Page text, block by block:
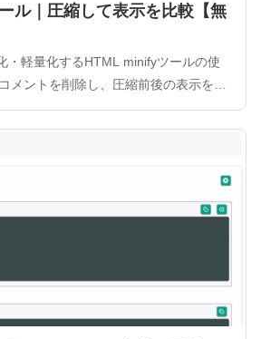
ル｜圧縮して表示を比較【無
・軽量化するHTML minifyツールの使
メントを削除し、圧縮前後の表示をプ
め、レイアウト崩れを防ぎながら安全
ウザ完結型でデータ送信がないため、
です。